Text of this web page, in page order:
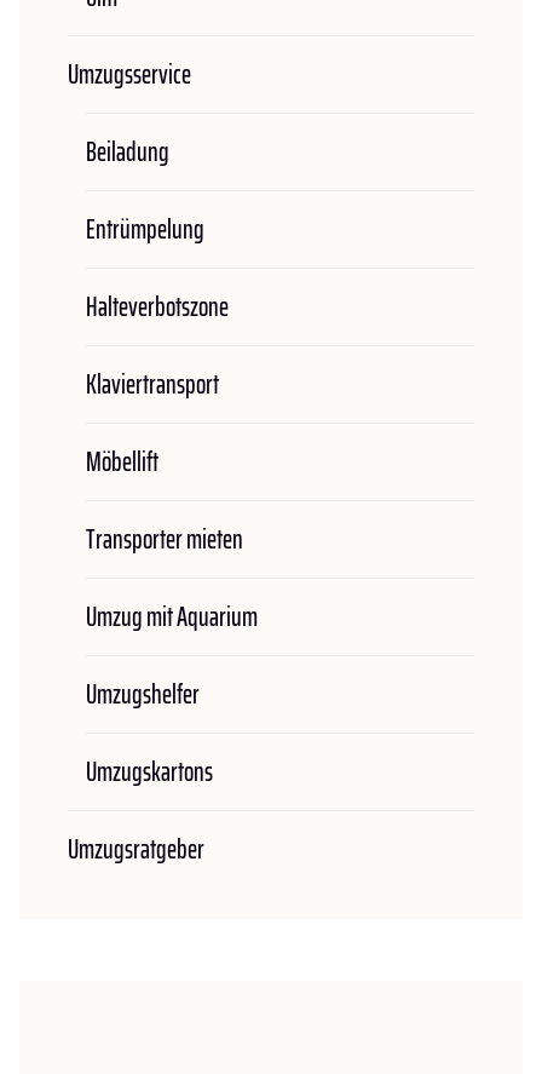
Umzugsservice
Beiladung
Entrümpelung
Halteverbotszone
Klaviertransport
Möbellift
Transporter mieten
Umzug mit Aquarium
Umzugshelfer
Umzugskartons
Umzugsratgeber